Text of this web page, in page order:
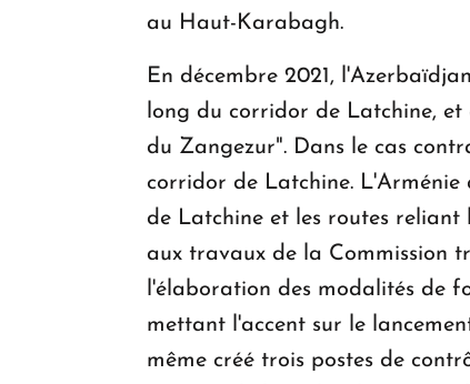
au Haut-Karabagh.
En décembre 2021,
long du corridor de Latchine,
du Zangezur". Dans le cas
corridor de Latchine.
de Latchine et les routes
aux travaux de la Commission
l'élaboration des modalités de
mettant l'accent sur le
même créé trois postes de